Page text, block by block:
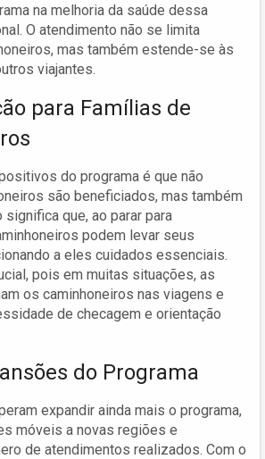
na melhoria da saúde dessa
O atendimento não se limita
mas também estende-se às
viajantes.
para Famílias de
do programa é que não
são beneficiados, mas também
que, ao parar para
podem levar seus
a eles cuidados essenciais.
pois em muitas situações, as
os caminhoneiros nas viagens e
de checagem e orientação
do Programa
expandir ainda mais o programa,
móveis a novas regiões e
de atendimentos realizados. Com o